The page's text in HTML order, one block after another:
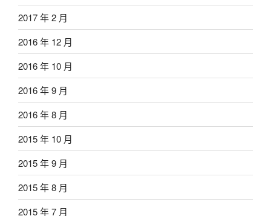
2017 年 2 月
2016 年 12 月
2016 年 10 月
2016 年 9 月
2016 年 8 月
2015 年 10 月
2015 年 9 月
2015 年 8 月
2015 年 7 月